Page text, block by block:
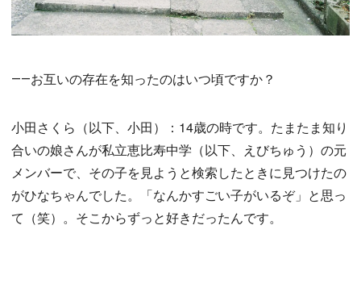
――お互いの存在を知ったのはいつ頃ですか？
小田さくら（以下、小田）：14歳の時です。たまたま知り
合いの娘さんが私立恵比寿中学（以下、えびちゅう）の元
メンバーで、その子を見ようと検索したときに見つけたの
がひなちゃんでした。「なんかすごい子がいるぞ」と思っ
て（笑）。そこからずっと好きだったんです。